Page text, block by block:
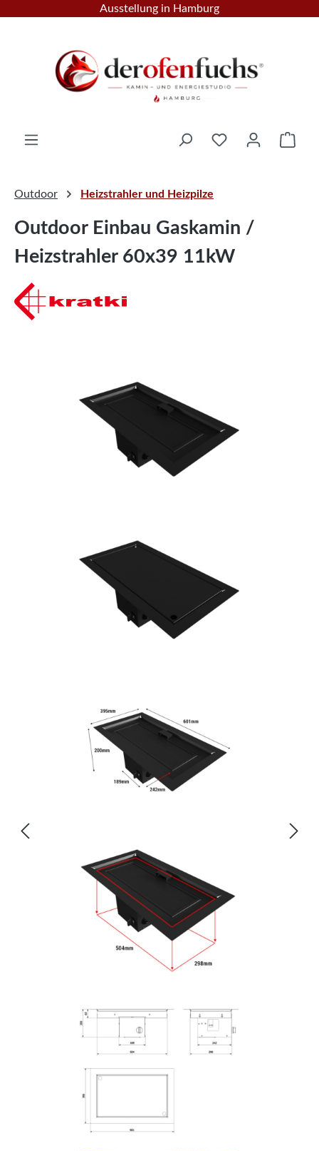
Zum Hauptinhalt springen
Ausstellung in Hamburg
Outdoor Heizstrahler und Heizpilze
Outdoor Einbau Gaskamin /
Heizstrahler 60x39 11kW